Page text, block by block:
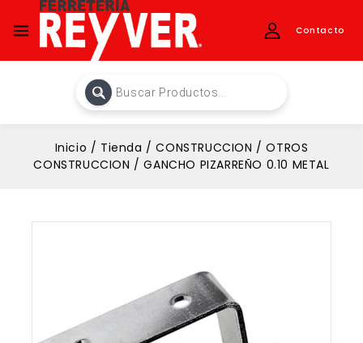
Contacto
Inicio / Tienda / CONSTRUCCION / OTROS
CONSTRUCCION / GANCHO PIZARREÑO 0.10 METAL